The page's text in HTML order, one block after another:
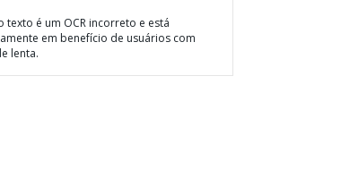
texto é um OCR incorreto e está
em benefício de usuários com
lenta.